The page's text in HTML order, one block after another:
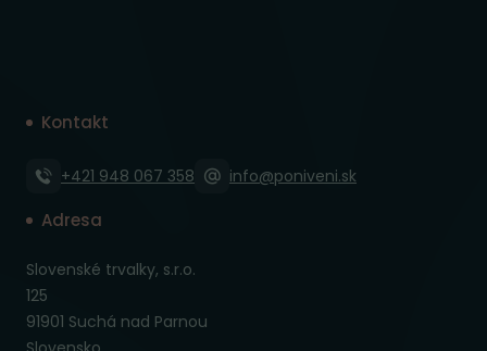
Kontakt
+421 948 067 358 info@poniveni.sk
Adresa
Slovenské trvalky, s.r.o.
125
91901 Suchá nad Parnou